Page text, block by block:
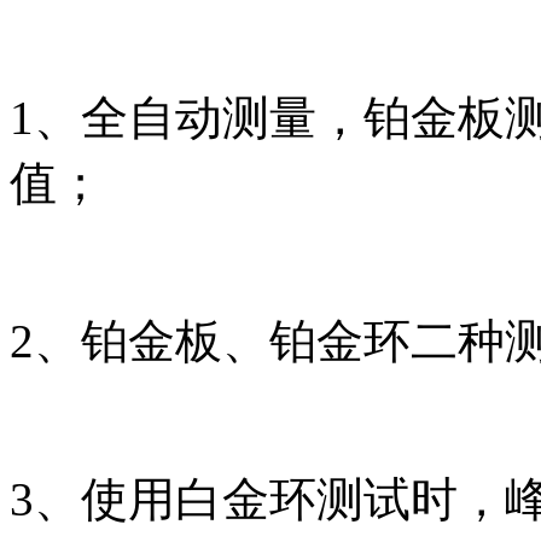
1、全自动测量，铂金板
值；
2、铂金板、铂金环二种
3、使用白金环测试时，